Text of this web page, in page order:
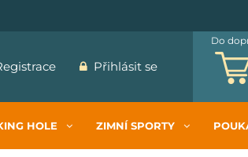
Přihlásit se
Do
HOLE ZIMNÍ SPORTY